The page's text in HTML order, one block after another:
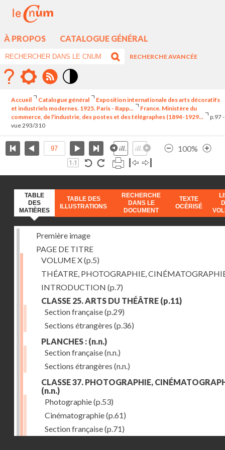
À PROPOS CATALOGUE GÉNÉRAL
RECHERCHE AVANCÉE
élévé
Accueil Catalogue général
Exposition internationale des arts décoratifs
et industriels modernes. 1925. Paris - Rapp...
France. Ministère du
commerce, de l'industrie, des postes et des télégraphes (1894-1929...
p.97 -
vue 293/310
100%
TABLE
DES
MATIÈRES
TABLE DES
ILLUSTRATIONS
RECHERCHE
DANS LE
DOCUMENT
TEXTE
OCÉRISÉ
Première image
PAGE DE TITRE
VOLUME X(p.5)
THÉATRE, PHOTOGRAPHIE,
INTRODUCTION (p.7)
CLASSE 25. ARTS DU THÉÂTRE (p.11)
Section française(p.29)
Sections étrangères (p.36)
PLANCHES : (n.n.)
Section française(n.n.)
Sections étrangères (n.n.)
CLASSE 37. PHOTOGRAPHIE,
(n.n.)
Photographie(p.53)
Cinématographie(p.61)
Section française(p.71)